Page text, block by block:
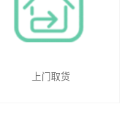
上门取货